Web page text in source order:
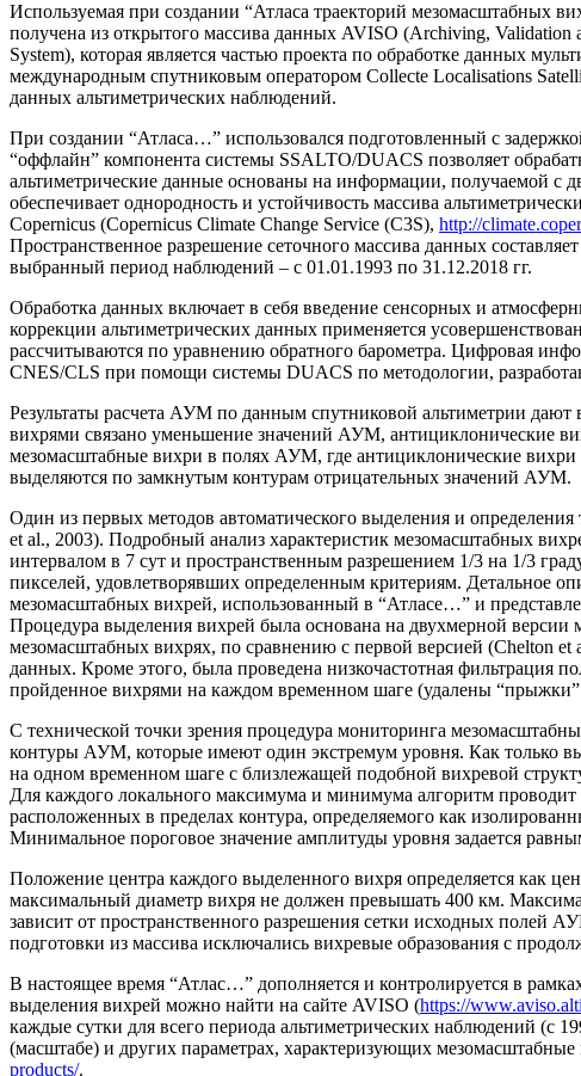
Используемая при создании “Атласа траекторий мезомасштабных
получена из открытого массива данных AVISO (Archiving,
System), которая является частью проекта по обработке данных
международным спутниковым оператором Collecte Localisations
данных альтиметрических наблюдений.
При создании “Атласа…” использовался подготовленный с
“оффлайн” компонента системы SSALTO/DUACS позволяет
альтиметрические данные основаны на информации, получаемой с
обеспечивает однородность и устойчивость массива
Copernicus (Copernicus Climate Change Service (C3S), http://
Пространственное разрешение сеточного массива данных
выбранный период наблюдений – с 01.01.1993 по 31.12.2018 гг.
Обработка данных включает в себя введение сенсорных и
коррекции альтиметрических данных применяется
рассчитываются по уравнению обратного барометра. Цифровая
CNES/CLS при помощи системы DUACS по методологии,
Результаты расчета АУМ по данным спутниковой альтиметрии
вихрями связано уменьшение значений АУМ, антициклонические
мезомасштабные вихри в полях АУМ, где антициклонические
выделяются по замкнутым контурам отрицательных значений АУМ.
Один из первых методов автоматического выделения и
et al., 2003). Подробный анализ характеристик мезомасштабных
интервалом в 7 сут и пространственным разрешением 1/3 на 1/3
пикселей, удовлетворявших определенным критериям. Детальное
мезомасштабных вихрей, использованный в “Атласе…” и
Процедура выделения вихрей была основана на двухмерной
мезомасштабных вихрях, по сравнению с первой версией (Chelton et
данных. Кроме этого, была проведена низкочастотная фильтрация
пройденное вихрями на каждом временном шаге (удалены
С технической точки зрения процедура мониторинга
контуры АУМ, которые имеют один экстремум уровня. Как только
на одном временном шаге с близлежащей подобной вихревой
Для каждого локального максимума и минимума алгоритм
расположенных в пределах контура, определяемого как
Минимальное пороговое значение амплитуды уровня задается
Положение центра каждого выделенного вихря определяется как
максимальный диаметр вихря не должен превышать 400 км.
зависит от пространственного разрешения сетки исходных
подготовки из массива исключались вихревые образования с
В настоящее время “Атлас…” дополняется и контролируется в
выделения вихрей можно найти на сайте AVISO (https://
каждые сутки для всего периода альтиметрических наблюдений (с
(масштабе) и других параметрах, характеризующих
products/.